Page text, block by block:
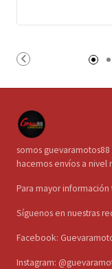
somos guevaramotos88
hacemos envíos a nivel
Para mayor información
Síguenos en nuestras
Facebook:
Instagram: